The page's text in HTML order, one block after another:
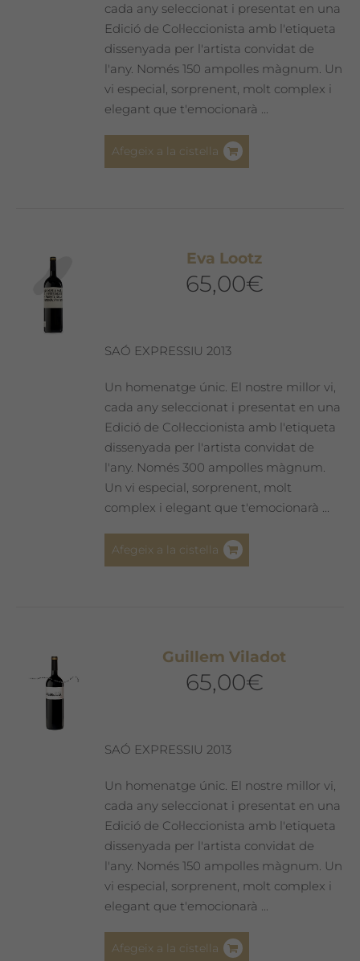
cada any seleccionat i presentat en una
Edició de Col·leccionista amb l'etiqueta
dissenyada per l'artista convidat de
l'any. Només 150 ampolles màgnum. Un
vi especial, sorprenent, molt complex i
elegant que t'emocionarà ...
Afegeix a la cistella
Eva Lootz
65,00€
SAÓ EXPRESSIU 2013
Un homenatge únic. El nostre millor vi,
cada any seleccionat i presentat en una
Edició de Col·leccionista amb l'etiqueta
dissenyada per l'artista convidat de
l'any. Només 300 ampolles màgnum.
Un vi especial, sorprenent, molt
complex i elegant que t'emocionarà ...
Afegeix a la cistella
Guillem Viladot
65,00€
SAÓ EXPRESSIU 2013
Un homenatge únic. El nostre millor vi,
cada any seleccionat i presentat en una
Edició de Col·leccionista amb l'etiqueta
dissenyada per l'artista convidat de
l'any. Només 150 ampolles màgnum. Un
vi especial, sorprenent, molt complex i
elegant que t'emocionarà ...
Afegeix a la cistella